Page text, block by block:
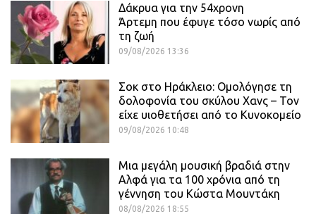
Δάκρυα για την 54χρονη
Άρτεμη που έφυγε τόσο νωρίς από
τη ζωή
09/08/2026 13:36
Σοκ στο Ηράκλειο: Ομολόγησε τη
δολοφονία του σκύλου Χανς – Τον
είχε υιοθετήσει από το Κυνοκομείο
09/08/2026 10:48
Μια μεγάλη μουσική βραδιά στην
Αλφά για τα 100 χρόνια από τη
γέννηση του Κώστα Μουντάκη
08/08/2026 18:55